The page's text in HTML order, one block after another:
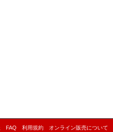
FAQ 利用規約 オンライン販売について